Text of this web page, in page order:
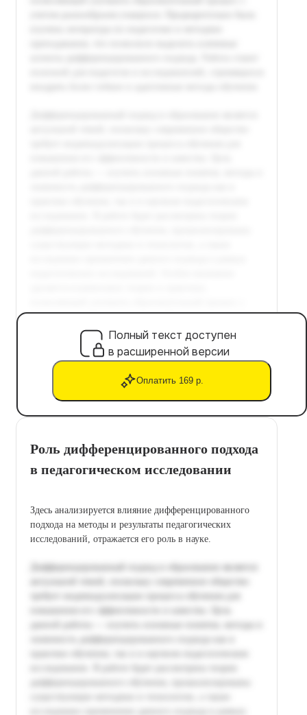
Полный текст доступен
в расширенной версии
Оплатить 169 р.
Роль дифференцированного подхода
в педагогическом исследовании
Здесь анализируется влияние дифференцированного
подхода на методы и результаты педагогических
исследований, отражается его роль в науке.